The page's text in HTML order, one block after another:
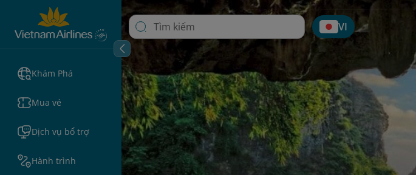
Khám Phá
Mua vé
Dịch vụ bổ trợ
Hành trình
VI